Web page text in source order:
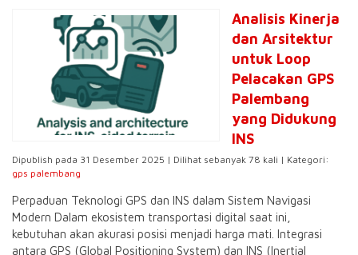
Analisis Kinerja
dan Arsitektur
untuk Loop
Pelacakan GPS
Palembang
yang Didukung
INS
Dipublish pada 31 Desember 2025 | Dilihat sebanyak 78 kali | Kategori:
gps palembang
Perpaduan Teknologi GPS dan INS dalam Sistem Navigasi
Modern Dalam ekosistem transportasi digital saat ini,
kebutuhan akan akurasi posisi menjadi harga mati. Integrasi
antara GPS (Global Positioning System) dan INS (Inertial